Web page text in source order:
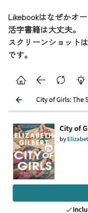
Likebookはなぜかオ
活字書籍は大丈夫。
スクリーンショット
です。